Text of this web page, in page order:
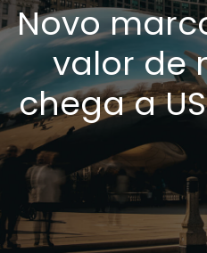
Novo
valor de
chega a